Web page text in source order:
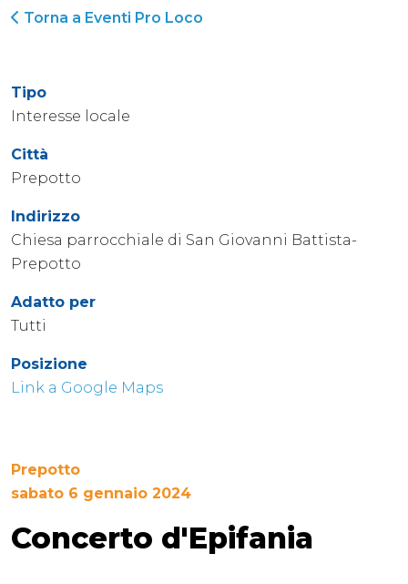
Torna a Eventi Pro Loco
Tipo
Interesse locale
Città
Prepotto
Indirizzo
Chiesa parrocchiale di San Giovanni Battista-
Prepotto
Adatto per
Tutti
Posizione
Link a Google Maps
Prepotto
sabato 6 gennaio 2024
Concerto d'Epifania